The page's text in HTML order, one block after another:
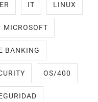
IT LINUX
MICROSOFT
BANKING
OS/400